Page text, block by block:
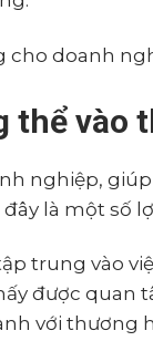
thể vào
nghiệp,
là một số
trung vào
được quan
với thương